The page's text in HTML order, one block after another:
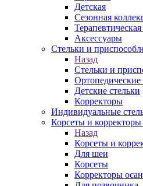
Детская
Сезонная
Аксессуары
Стельки и
Назад
Стельки и
Ортопедические
Детские стельки
Корректоры
Индивидуальные
Корсеты и корректоры
Назад
Корсеты и
Для шеи
Корсеты
Корректоры